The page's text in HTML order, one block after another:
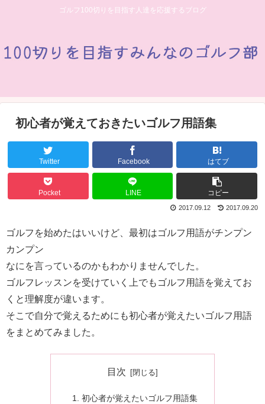
ゴルフ100切りを目指す人達を応援するブログ
初心者が覚えておきたいゴルフ用語集
Twitter Facebook はてブ
Pocket LINE コピー
2017.09.20
2017.09.12
ゴルフを始めたはいいけど、最初はゴルフ用語がチンプン
カンプン
なにを言っているのかもわかりませんでした。
ゴルフレッスンを受けていく上でもゴルフ用語を覚えてお
くと理解度が違います。
そこで自分で覚えるためにも初心者が覚えたいゴルフ用語
をまとめてみました。
目次
初心者が覚えたいゴルフ用語集